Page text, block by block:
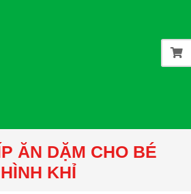
ĂN DẶM CHO BÉ
HÌNH KHỈ